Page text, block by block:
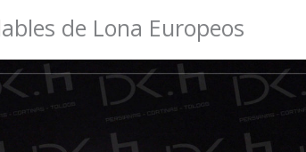
de Lona Europeos